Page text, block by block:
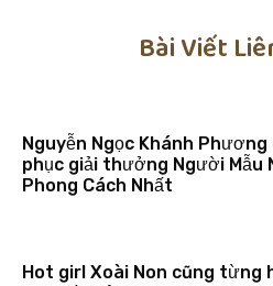
Bài Viết
Nguyễn Ngọc Khánh
phục giải thưởng Người Mẫu
Phong Cách Nhất
Hot girl Xoài Non cũng từng